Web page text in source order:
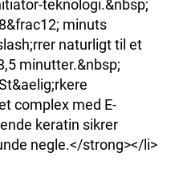
teknologi.&nbsp;
minuts
naturligt til et
minutter.&nbsp;
complex med E-
keratin sikrer
negle.</strong></li>